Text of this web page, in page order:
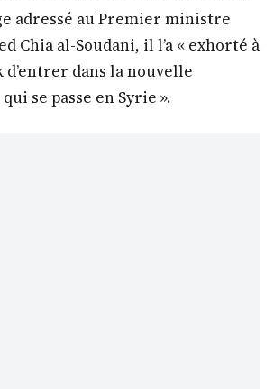
adressé au Premier ministre
Chia al-Soudani, il l’a « exhorté à
d’entrer dans la nouvelle
se passe en Syrie ».